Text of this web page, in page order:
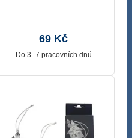
69 Kč
Do 3–7 pracovních dnů